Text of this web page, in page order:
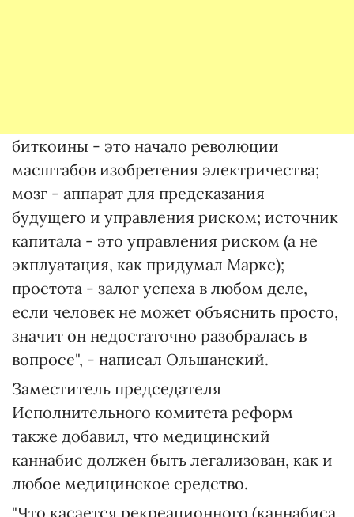
биткоины - это начало революции
масштабов изобретения электричества;
мозг - аппарат для предсказания
будущего и управления риском; источник
капитала - это управления риском (а не
экплуатация, как придумал Маркс);
простота - залог успеха в любом деле,
если человек не может объяснить просто,
значит он недостаточно разобралась в
вопросе", - написал Ольшанский.
Заместитель председателя
Исполнительного комитета реформ
также добавил, что медицинский
каннабис должен быть легализован, как и
любое медицинское средство.
"Что касается рекреационного (каннабиса,